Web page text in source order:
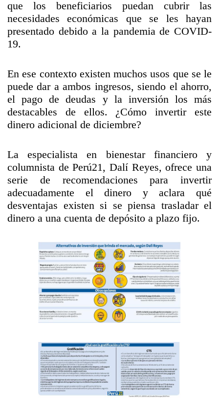
que los beneficiarios puedan cubrir las
necesidades económicas que se les hayan
presentado debido a la pandemia de COVID-
19.
En ese contexto existen muchos usos que se le
puede dar a ambos ingresos, siendo el ahorro,
el pago de deudas y la inversión los más
destacables de ellos. ¿Cómo invertir este
dinero adicional de diciembre?
La especialista en bienestar financiero y
columnista de Perú21, Dalí Reyes, ofrece una
serie de recomendaciones para invertir
adecuadamente el dinero y aclara qué
desventajas existen si se piensa trasladar el
dinero a una cuenta de depósito a plazo fijo.